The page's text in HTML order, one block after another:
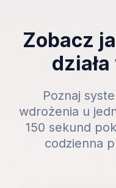
Zobacz
Poznaj
wdrożenia u
150 sekund
codzienna